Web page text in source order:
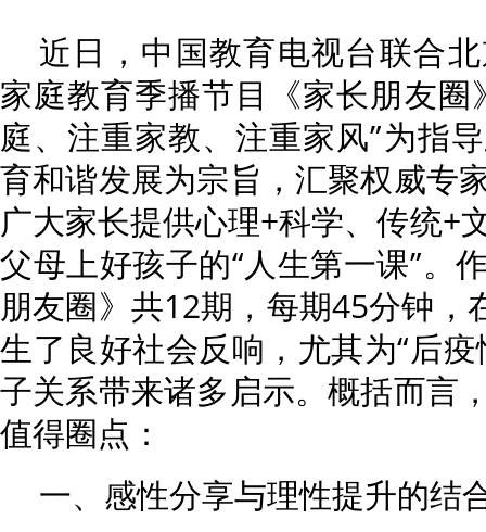
近日，中国教育电视台联合
家庭教育季播节目《家长朋友圈
庭、注重家教、注重家风”为指
育和谐发展为宗旨，汇聚权威专
广大家长提供心理+科学、传统+
父母上好孩子的“人生第一课”。
朋友圈》共12期，每期45分钟，
生了良好社会反响，尤其为“后
子关系带来诸多启示。概括而言
值得圈点：
一、感性分享与理性提升的结